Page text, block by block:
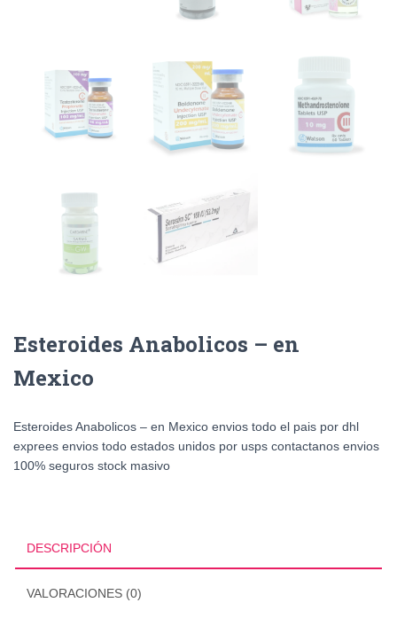
Esteroides Anabolicos – en
Mexico
Esteroides Anabolicos – en Mexico envios todo el pais por dhl
exprees envios todo estados unidos por usps contactanos envios
100% seguros stock masivo
DESCRIPCIÓN
VALORACIONES (0)